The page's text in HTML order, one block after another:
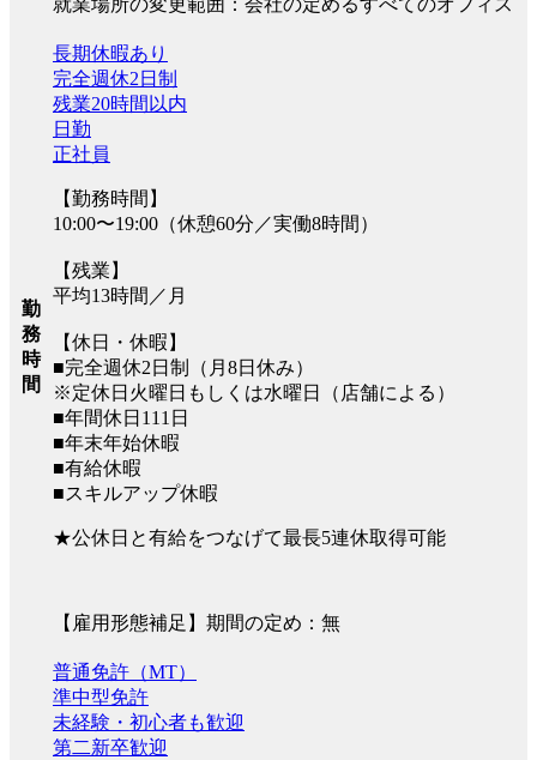
就業場所の変更範囲：会社の定めるすべてのオフィス
勤
務
時
間
長期休暇あり
完全週休2日制
残業20時間以内
日勤
正社員
【勤務時間】
10:00〜19:00（休憩60分／実働8時間）
【残業】
平均13時間／月
【休日・休暇】
■完全週休2日制（月8日休み）
※定休日火曜日もしくは水曜日（店舗による）
■年間休日111日
■年末年始休暇
■有給休暇
■スキルアップ休暇
★公休日と有給をつなげて最長5連休取得可能
【雇用形態補足】期間の定め：無
普通免許（MT）
準中型免許
未経験・初心者も歓迎
第二新卒歓迎